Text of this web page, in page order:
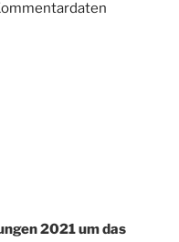
2021 um das